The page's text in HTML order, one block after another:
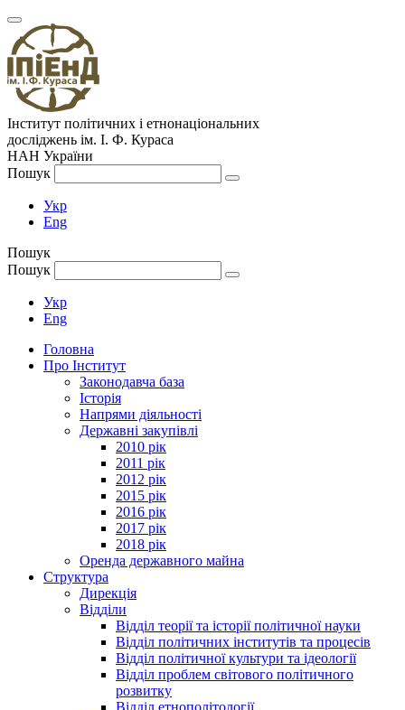
Інститут політичних і етнонаціональних
досліджень ім. І. Ф. Кураса
НАН України
Пошук
Укр
Eng
Пошук
Пошук
Укр
Eng
Головна
Про Інститут
Законодавча база
Історія
Напрями діяльності
Державні закупівлі
2010 рік
2011 рік
2012 рік
2015 рік
2016 рік
2017 рік
2018 рік
Оренда державного майна
Структура
Дирекція
Відділи
Відділ теорії та історії політичної науки
Відділ політичних інститутів та процесів
Відділ політичної культури та ідеології
Відділ проблем світового політичного
розвитку
Відділ етнополітології